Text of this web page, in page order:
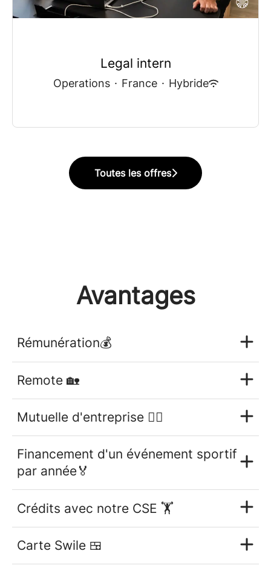
Legal intern
Operations · France · Hybride
Toutes les offres
Avantages
Rémunération💰
Remote 🏡
Mutuelle d'entreprise 👩‍⚕️
Financement d'un événement sportif
par année🏅
Crédits avec notre CSE 🏋
Carte Swile 🍱